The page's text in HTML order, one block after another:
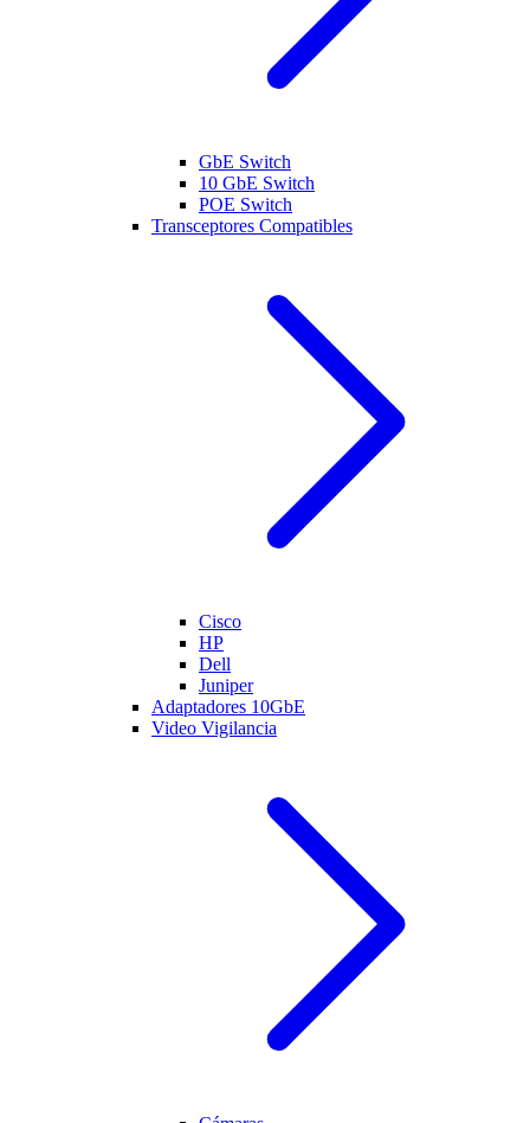
GbE Switch
10 GbE Switch
POE Switch
Transceptores Compatibles
Cisco
HP
Dell
Juniper
Adaptadores 10GbE
Video Vigilancia